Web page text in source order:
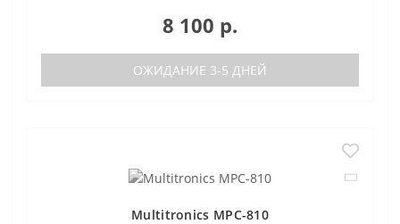
8 100 р.
ОЖИДАНИЕ 3-5 ДНЕЙ
Multitronics MPC-810